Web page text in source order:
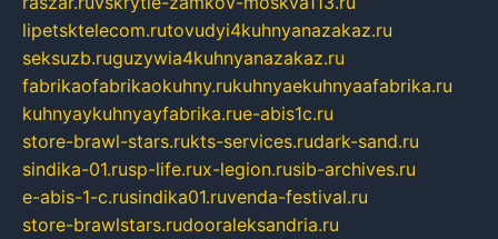
lipetsktelecom.rutovudyi4kuhnyanazakaz.ru
seksuzb.ruguzywia4kuhnyanazakaz.ru
fabrikaofabrikaokuhny.rukuhnyaekuhnyaafabrika.ru
kuhnyaykuhnyayfabrika.rue-abis1c.ru
store-brawl-stars.rukts-services.rudark-sand.ru
sindika-01.rusp-life.rux-legion.rusib-archives.ru
e-abis-1-c.rusindika01.ruvenda-festival.ru
store-brawlstars.rudooraleksandria.ru